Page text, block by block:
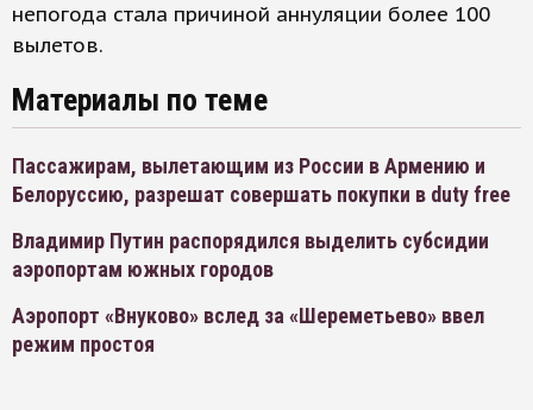
непогода стала причиной аннуляции более 100
вылетов.
Материалы по теме
Пассажирам, вылетающим из России в Армению и
Белоруссию, разрешат совершать покупки в duty free
Владимир Путин распорядился выделить субсидии
аэропортам южных городов
Аэропорт «Внуково» вслед за «Шереметьево» ввел
режим простоя